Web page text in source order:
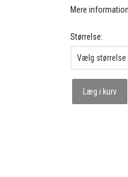
Mere information
Størrelse:
Læg i kurv